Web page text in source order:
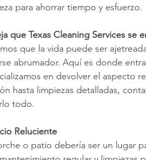
para ahorrar tiempo y esfuerzo.
que Texas Cleaning Services se
que la vida puede ser
abrumador. Aquí es donde
en devolver el aspecto
hasta limpiezas detalladas,
todo.
Reluciente
o patio debería ser un lugar